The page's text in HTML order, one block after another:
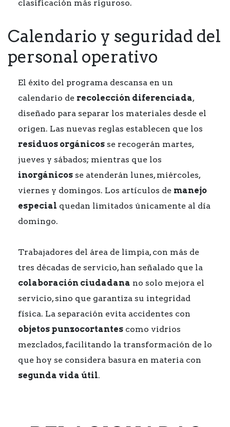
clasificación más riguroso.
Calendario y seguridad del
personal operativo
El éxito del programa descansa en un
calendario de recolección diferenciada,
diseñado para separar los materiales desde el
origen. Las nuevas reglas establecen que los
residuos orgánicos se recogerán martes,
jueves y sábados; mientras que los
inorgánicos se atenderán lunes, miércoles,
viernes y domingos. Los artículos de manejo
especial quedan limitados únicamente al día
domingo.
Trabajadores del área de limpia, con más de
tres décadas de servicio, han señalado que la
colaboración ciudadana no solo mejora el
servicio, sino que garantiza su integridad
física. La separación evita accidentes con
objetos punzocortantes como vidrios
mezclados, facilitando la transformación de lo
que hoy se considera basura en materia con
segunda vida útil.